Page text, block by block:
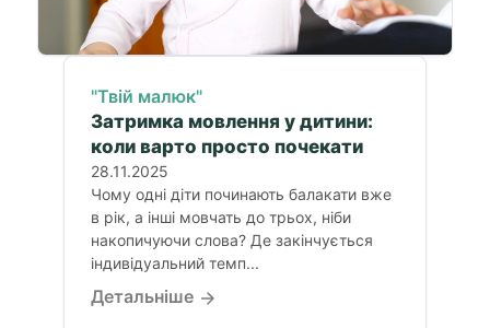
"Твій малюк"
Затримка мовлення у дитини:
коли варто просто почекати
28.11.2025
Чому одні діти починають балакати вже
в рік, а інші мовчать до трьох, ніби
накопичуючи слова? Де закінчується
індивідуальний темп...
Детальніше